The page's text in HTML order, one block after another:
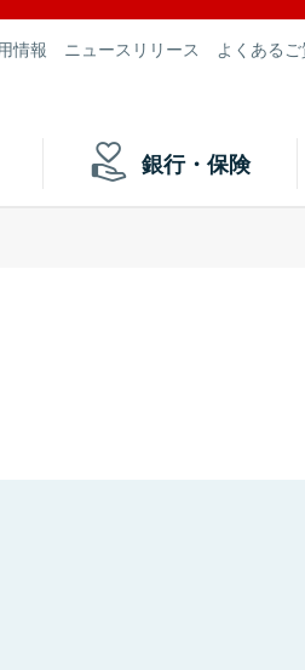
情報 ニュースリリース よくある
銀行・保険